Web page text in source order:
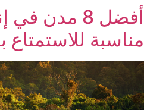
أفضل 8 مدن
مناسبة للاستمتاع